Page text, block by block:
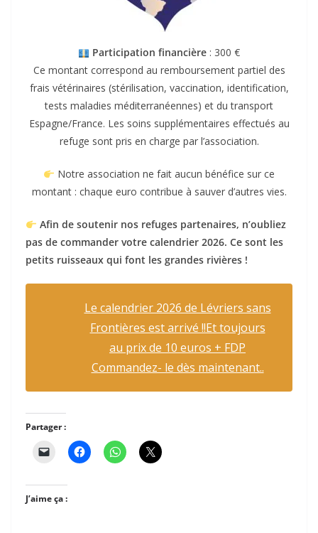
Participation financière: 300 €
Ce montant correspond au remboursement partiel des
frais vétérinaires (stérilisation, vaccination, identification,
tests maladies méditerranéennes) et du transport
Espagne/France. Les soins supplémentaires effectués au
refuge sont pris en charge par l’association.
Notre association ne fait aucun bénéfice sur ce
montant : chaque euro contribue à sauver d’autres vies.
Afin de soutenir nos refuges partenaires, n’oubliez
pas de commander votre calendrier 2026. Ce sont les
petits ruisseaux qui font les grandes rivières !
Le calendrier 2026 de Lévriers sans
Frontières est arrivé !!Et toujours
au prix de 10 euros + FDP
Commandez- le dès maintenant..
Partager :
J’aime ça :